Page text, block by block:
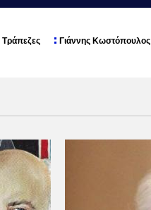
Τράπεζες Γιάννης Κωστόπουλος